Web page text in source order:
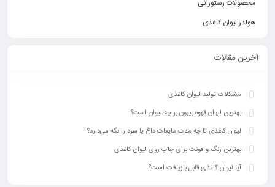
محصولات رستورانی
هولدر لیوان کاغذی
آخرین مقالات
مشکلات تولید لیوان کاغذی
بهترین لیوان قهوه بیرون بر چه لیوان است؟
لیوان کاغذی تا چه مدت مایعات داغ یا سرد را نگه می‌دارد؟
بهترین رنگ‌ و فونت برای چاپ روی لیوان کاغذی
آیا لیوان کاغذی قابل بازیافت است؟